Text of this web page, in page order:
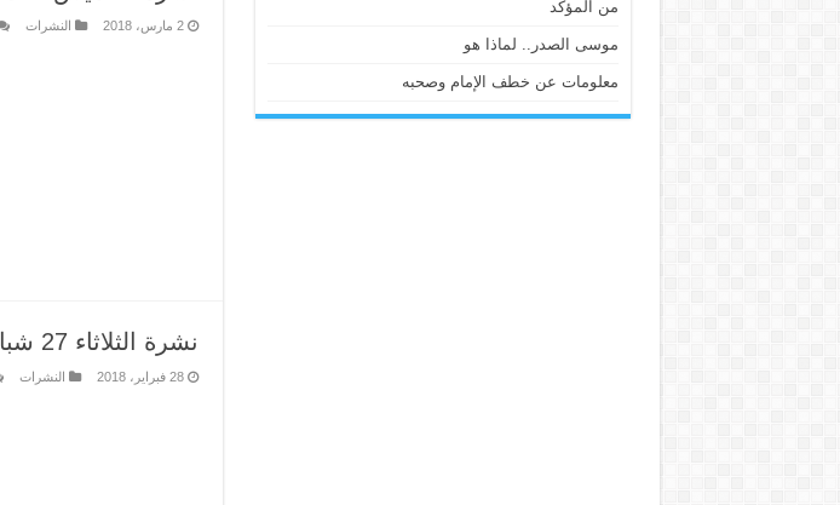
2 مارس، 2018 النشرات
نشرة الثلاثاء 27 شباط 2018 العدد 5528
28 فبراير، 2018 النشرات
من المؤكد
موسى الصدر.. لماذا هو
معلومات عن خطف الإمام وصحبه